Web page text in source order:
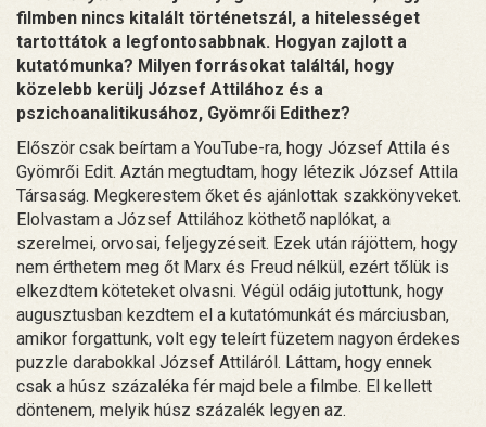
filmben nincs kitalált történetszál, a hitelességet
tartottátok a legfontosabbnak. Hogyan zajlott a
kutatómunka? Milyen forrásokat találtál, hogy
közelebb kerülj József Attilához és a
pszichoanalitikusához, Gyömrői Edithez?
Először csak beírtam a YouTube-ra, hogy József Attila és
Gyömrői Edit. Aztán megtudtam, hogy létezik József Attila
Társaság. Megkerestem őket és ajánlottak szakkönyveket.
Elolvastam a József Attilához köthető naplókat, a
szerelmei, orvosai, feljegyzéseit. Ezek után rájöttem, hogy
nem érthetem meg őt Marx és Freud nélkül, ezért tőlük is
elkezdtem köteteket olvasni. Végül odáig jutottunk, hogy
augusztusban kezdtem el a kutatómunkát és márciusban,
amikor forgattunk, volt egy teleírt füzetem nagyon érdekes
puzzle darabokkal József Attiláról. Láttam, hogy ennek
csak a húsz százaléka fér majd bele a filmbe. El kellett
döntenem, melyik húsz százalék legyen az.